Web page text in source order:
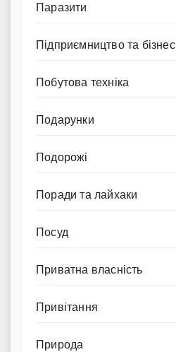
Паразити
Підприємництво та бізнес
Побутова техніка
Подарунки
Подорожі
Поради та лайхаки
Посуд
Приватна власність
Привітання
Природа